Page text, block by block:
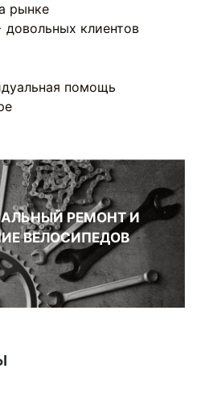
рынке
довольных клиентов
помощь
РЕМОНТ И
ВЕЛОСИПЕДОВ